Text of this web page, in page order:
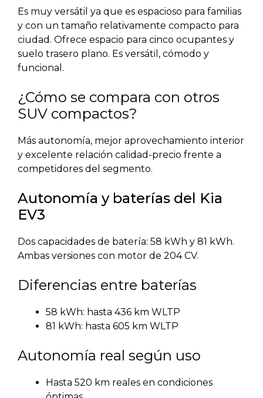
Es muy versátil ya que es espacioso para familias
y con un tamaño relativamente compacto para
ciudad. Ofrece espacio para cinco ocupantes y
suelo trasero plano. Es versátil, cómodo y
funcional.
¿Cómo se compara con otros
SUV compactos?
Más autonomía, mejor aprovechamiento interior
y excelente relación calidad-precio frente a
competidores del segmento.
Autonomía y baterías del Kia
EV3
Dos capacidades de batería: 58 kWh y 81 kWh.
Ambas versiones con motor de 204 CV.
Diferencias entre baterías
58 kWh: hasta 436 km WLTP
81 kWh: hasta 605 km WLTP
Autonomía real según uso
Hasta 520 km reales en condiciones